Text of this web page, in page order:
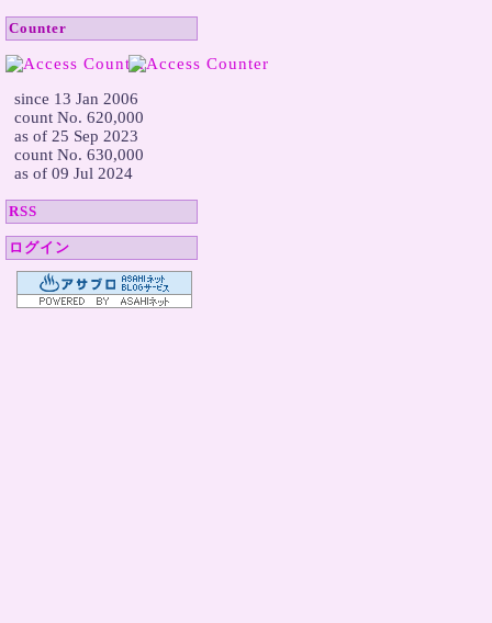
Counter
  since 13 Jan 2006
  count No. 620,000
  as of 25 Sep 2023
  count No. 630,000
  as of 09 Jul 2024
RSS
ログイン